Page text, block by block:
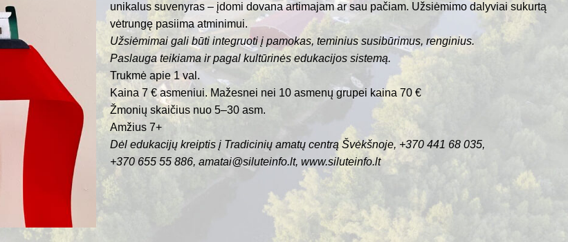
unikalus suvenyras – įdomi dovana artimajam ar sau pačiam. Užsiėmimo dalyviai sukurtą
vėtrungę pasiima atminimui.
Užsiėmimai gali būti integruoti į pamokas, teminius susibūrimus, renginius.
Paslauga teikiama ir pagal kultūrinės edukacijos sistemą.
Trukmė apie 1 val.
Kaina 7 € asmeniui. Mažesnei nei 10 asmenų grupei kaina 70 €
Žmonių skaičius nuo 5–30 asm.
Amžius 7+
Dėl edukacijų kreiptis į Tradicinių amatų centrą Švėkšnoje, +370 441 68 035,
+370 655 55 886, amatai@siluteinfo.lt, www.siluteinfo.lt